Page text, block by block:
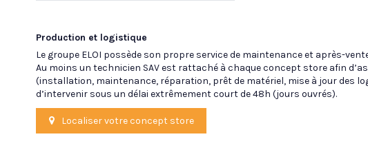
Production et logistique
Le groupe ELOI possède son propre service de maintenance et après-
Au moins un technicien SAV est rattaché à chaque concept store afin
(installation, maintenance, réparation, prêt de matériel, mise à jour des
d’intervenir sous un délai extrêmement court de 48h (jours ouvrés).
Localiser votre concept store